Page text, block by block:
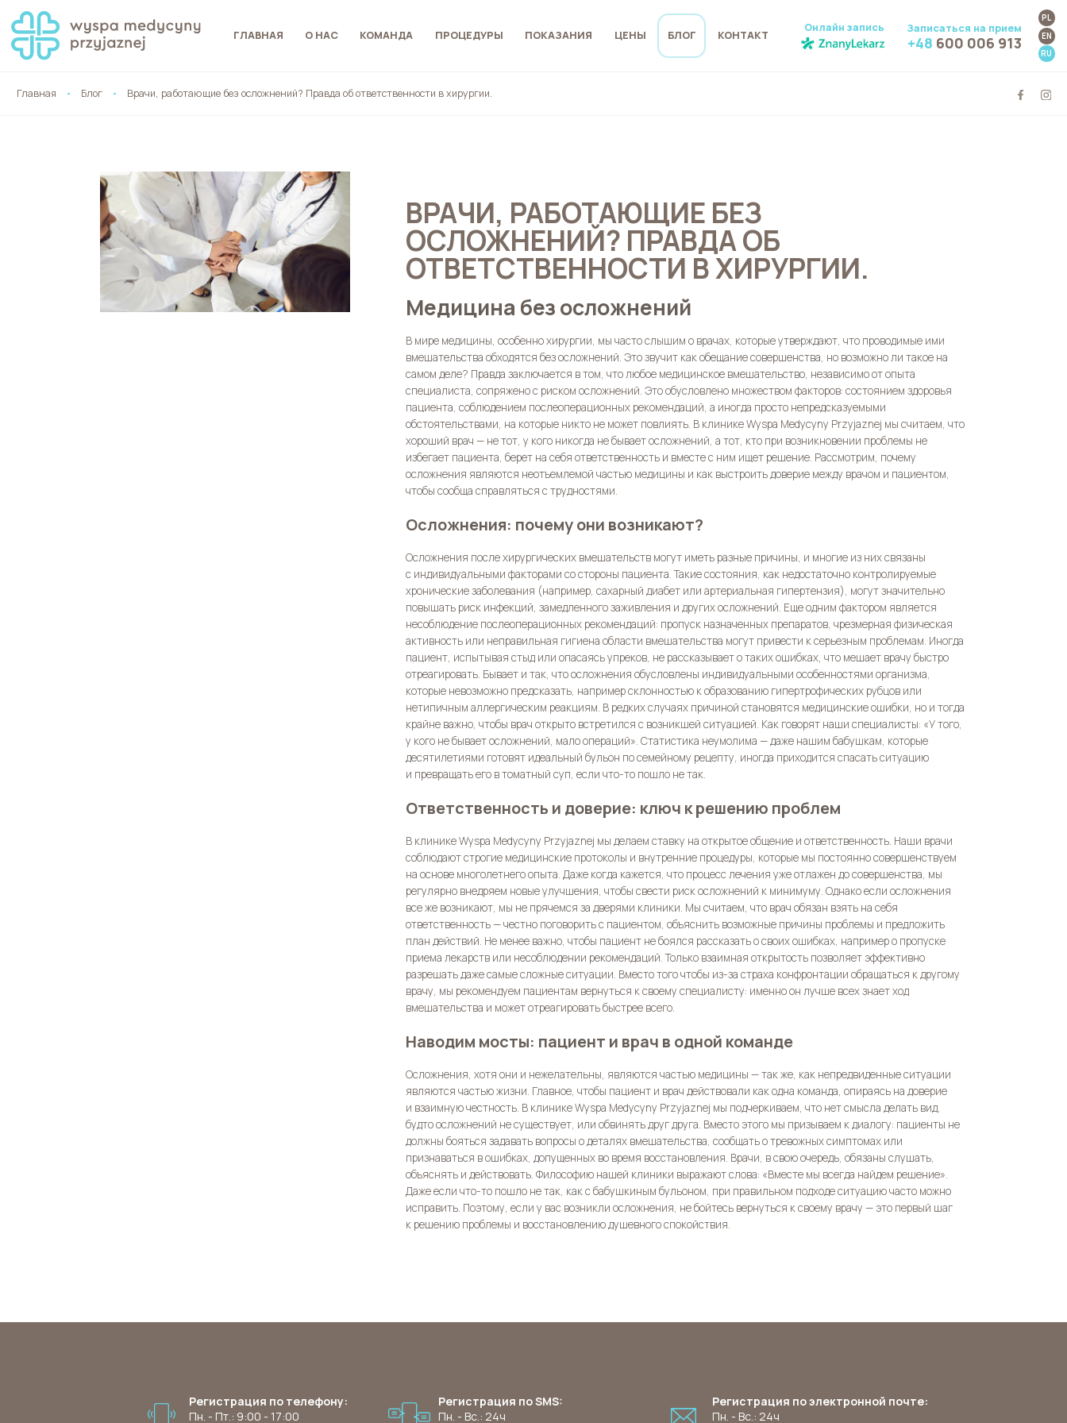
ГЛАВНАЯ О НАС КОМАНДА ПРОЦЕДУРЫ ПОКАЗАНИЯ ЦЕНЫ БЛОГ КОНТАКТ
Онлайн запись Записаться на прием
+48 600 006 913
PL
EN
RU
Главная Блог Врачи, работающие без осложнений? Правда об ответственности в хирургии.
ВРАЧИ, РАБОТАЮЩИЕ БЕЗ
ОСЛОЖНЕНИЙ? ПРАВДА ОБ
ОТВЕТСТВЕННОСТИ В ХИРУРГИИ.
Медицина без осложнений
В мире медицины, особенно хирургии, мы часто слышим о врачах, которые утверждают, что проводимые ими
вмешательства обходятся без осложнений. Это звучит как обещание совершенства, но возможно ли такое на
самом деле? Правда заключается в том, что любое медицинское вмешательство, независимо от опыта
специалиста, сопряжено с риском осложнений. Это обусловлено множеством факторов: состоянием здоровья
пациента, соблюдением послеоперационных рекомендаций, а иногда просто непредсказуемыми
обстоятельствами, на которые никто не может повлиять. В клинике Wyspa Medycyny Przyjaznej мы считаем, что
хороший врач — не тот, у кого никогда не бывает осложнений, а тот, кто при возникновении проблемы не
избегает пациента, берет на себя ответственность и вместе с ним ищет решение. Рассмотрим, почему
осложнения являются неотъемлемой частью медицины и как выстроить доверие между врачом и пациентом,
чтобы сообща справляться с трудностями.
Осложнения: почему они возникают?
Осложнения после хирургических вмешательств могут иметь разные причины, и многие из них связаны
с индивидуальными факторами со стороны пациента. Такие состояния, как недостаточно контролируемые
хронические заболевания (например, сахарный диабет или артериальная гипертензия), могут значительно
повышать риск инфекций, замедленного заживления и других осложнений. Еще одним фактором является
несоблюдение послеоперационных рекомендаций: пропуск назначенных препаратов, чрезмерная физическая
активность или неправильная гигиена области вмешательства могут привести к серьезным проблемам. Иногда
пациент, испытывая стыд или опасаясь упреков, не рассказывает о таких ошибках, что мешает врачу быстро
отреагировать. Бывает и так, что осложнения обусловлены индивидуальными особенностями организма,
которые невозможно предсказать, например склонностью к образованию гипертрофических рубцов или
нетипичным аллергическим реакциям. В редких случаях причиной становятся медицинские ошибки, но и тогда
крайне важно, чтобы врач открыто встретился с возникшей ситуацией. Как говорят наши специалисты: «У того,
у кого не бывает осложнений, мало операций». Статистика неумолима — даже нашим бабушкам, которые
десятилетиями готовят идеальный бульон по семейному рецепту, иногда приходится спасать ситуацию
и превращать его в томатный суп, если что-то пошло не так.
Ответственность и доверие: ключ к решению проблем
В клинике Wyspa Medycyny Przyjaznej мы делаем ставку на открытое общение и ответственность. Наши врачи
соблюдают строгие медицинские протоколы и внутренние процедуры, которые мы постоянно совершенствуем
на основе многолетнего опыта. Даже когда кажется, что процесс лечения уже отлажен до совершенства, мы
регулярно внедряем новые улучшения, чтобы свести риск осложнений к минимуму. Однако если осложнения
все же возникают, мы не прячемся за дверями клиники. Мы считаем, что врач обязан взять на себя
ответственность — честно поговорить с пациентом, объяснить возможные причины проблемы и предложить
план действий. Не менее важно, чтобы пациент не боялся рассказать о своих ошибках, например о пропуске
приема лекарств или несоблюдении рекомендаций. Только взаимная открытость позволяет эффективно
разрешать даже самые сложные ситуации. Вместо того чтобы из-за страха конфронтации обращаться к другому
врачу, мы рекомендуем пациентам вернуться к своему специалисту: именно он лучше всех знает ход
вмешательства и может отреагировать быстрее всего.
Наводим мосты: пациент и врач в одной команде
Осложнения, хотя они и нежелательны, являются частью медицины — так же, как непредвиденные ситуации
являются частью жизни. Главное, чтобы пациент и врач действовали как одна команда, опираясь на доверие
и взаимную честность. В клинике Wyspa Medycyny Przyjaznej мы подчеркиваем, что нет смысла делать вид,
будто осложнений не существует, или обвинять друг друга. Вместо этого мы призываем к диалогу: пациенты не
должны бояться задавать вопросы о деталях вмешательства, сообщать о тревожных симптомах или
признаваться в ошибках, допущенных во время восстановления. Врачи, в свою очередь, обязаны слушать,
объяснять и действовать. Философию нашей клиники выражают слова: «Вместе мы всегда найдем решение».
Даже если что-то пошло не так, как с бабушкиным бульоном, при правильном подходе ситуацию часто можно
исправить. Поэтому, если у вас возникли осложнения, не бойтесь вернуться к своему врачу — это первый шаг
к решению проблемы и восстановлению душевного спокойствия.
Регистрация по телефону:
Пн. - Пт.: 9:00 - 17:00
Регистрация по SMS:
Пн. - Вс.: 24ч
Регистрация по электронной почте:
Пн. - Вс.: 24ч